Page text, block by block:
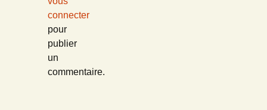
connecter
pour
publier
un
commentaire.